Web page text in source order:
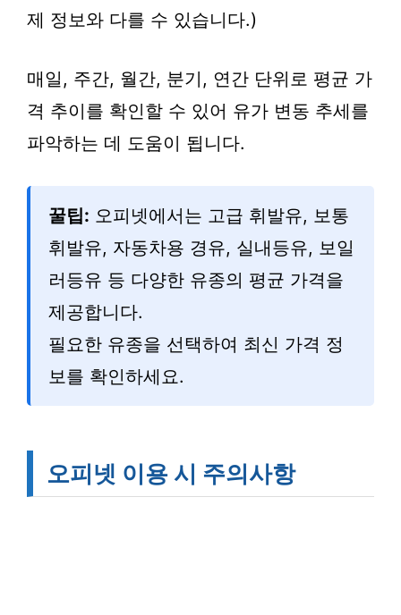
제 정보와 다를 수 있습니다.)
매일, 주간, 월간, 분기, 연간 단위로 평균 가
격 추이를 확인할 수 있어 유가 변동 추세를
파악하는 데 도움이 됩니다.
꿀팁: 오피넷에서는 고급 휘발유, 보통
휘발유, 자동차용 경유, 실내등유, 보일
러등유 등 다양한 유종의 평균 가격을
제공합니다.
필요한 유종을 선택하여 최신 가격 정
보를 확인하세요.
오피넷 이용 시 주의사항